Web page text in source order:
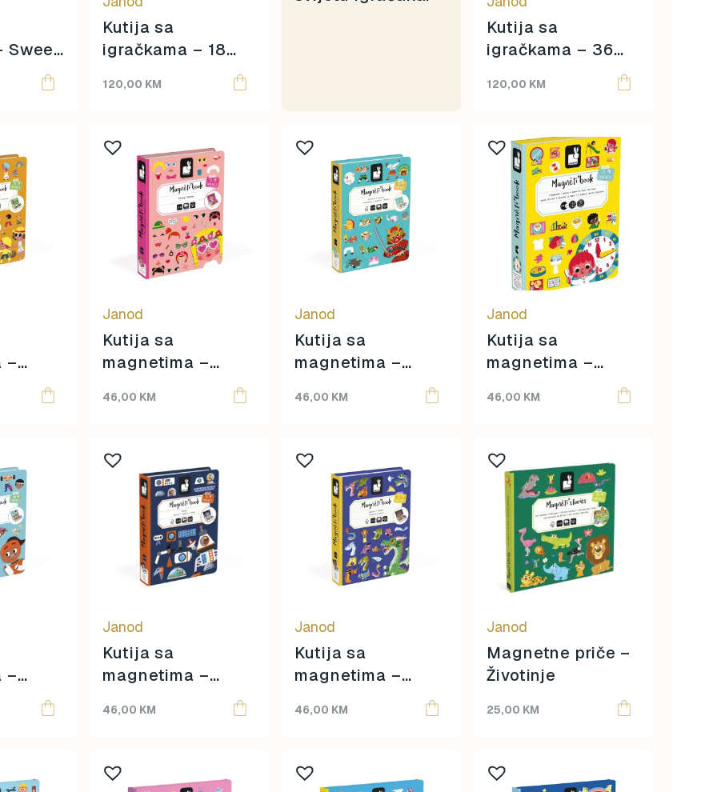
Oh Yeah!
Papo
Schleich
Scoot & Ride
SentoSphere
Small Foot
Smart Games
Sophie La Girafe
Teddy Hermann
Tuban
Sweet
Kutija sa
igračkama – 18
120,00 KM
Kutija sa
igračkama – 36
120,00 KM
–
Janod
Kutija sa
magnetima –
djevojčica
46,00 KM
Janod
Kutija sa
magnetima –
46,00 KM
Janod
Kutija sa
magnetima –
46,00 KM
–
Janod
Kutija sa
magnetima –
46,00 KM
Janod
Kutija sa
magnetima –
46,00 KM
Janod
Magnetne priče –
Životinje
25,00 KM